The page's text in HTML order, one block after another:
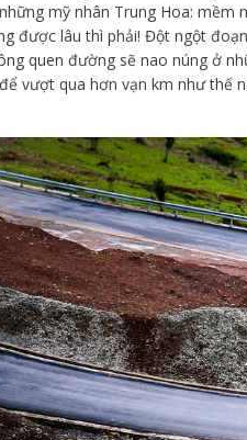
mỹ nhân Trung Hoa: mềm
được lâu thì phải! Đột ngột
quen đường sẽ nao núng ở
vượt qua hơn vạn km như thế